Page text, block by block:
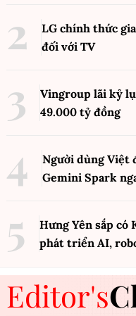
LG chính thức
đối với TV
Vingroup lãi kỷ
49.000 tỷ đồng
Người dùng Việt
Gemini Spark
Hưng Yên sắp có
phát triển AI,
Editor's